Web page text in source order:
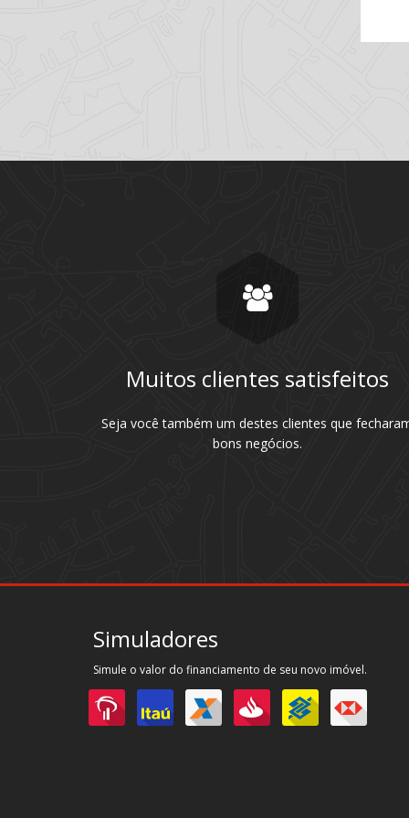
Muitos clientes satisfeitos
Seja você também um destes clientes que
bons negócios.
Simuladores
Simule o valor do financiamento de seu novo imóvel.